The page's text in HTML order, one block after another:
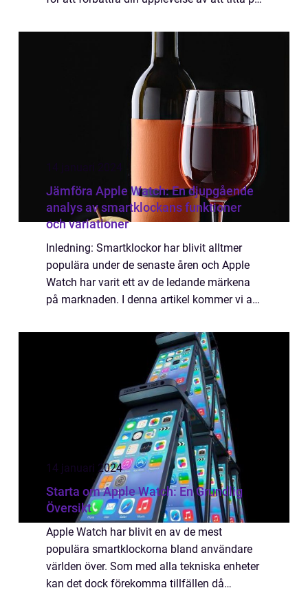
Med en enkel och lättanvänd gränssnitt...
14 januari 2024
Jämföra Apple Watch: En djupgående
analys av smartklockans funktioner
och variationer
Inledning: Smartklockor har blivit alltmer
populära under de senaste åren och Apple
Watch har varit ett av de ledande märkena
på marknaden. I denna artikel kommer vi att
”jämföra Apple Watch” ge...
14 januari 2024
Starta om Apple Watch: En Grundlig
Översikt
Apple Watch har blivit en av de mest
populära smartklockorna bland användare
världen över. Som med alla tekniska enheter
kan det dock förekomma tillfällen då